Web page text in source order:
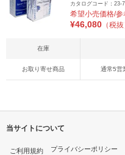
カタログコード：23-
希望小売価格/参
¥46,080 （税抜
在庫
お取り寄せ商品 通常5営
当サイトについて
ご利用規約 プライバシーポリシー